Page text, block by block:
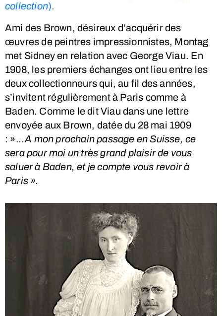
collection).
Ami des Brown, désireux d’acquérir des
œuvres de peintres impressionnistes, Montag
met Sidney en relation avec George Viau. En
1908, les premiers échanges ont lieu entre les
deux collectionneurs qui, au fil des années,
s’invitent régulièrement à Paris comme à
Baden. Comme le dit Viau dans une lettre
envoyée aux Brown, datée du 28 mai 1909
: »...A mon prochain passage en Suisse, ce
sera pour moi un très grand plaisir de vous
saluer à Baden, et je compte vous revoir à
Paris ».